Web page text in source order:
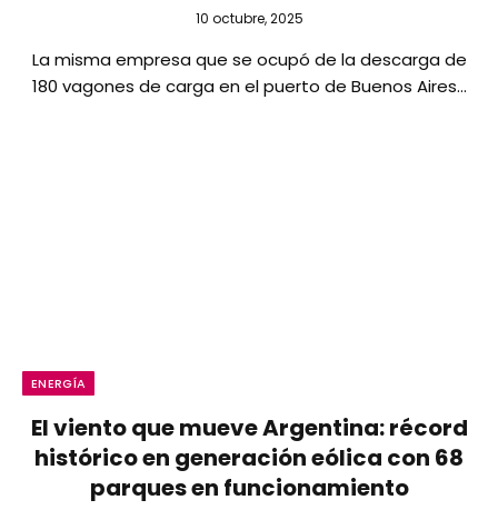
10 octubre, 2025
La misma empresa que se ocupó de la descarga de
180 vagones de carga en el puerto de Buenos Aires…
ENERGÍA
El viento que mueve Argentina: récord
histórico en generación eólica con 68
parques en funcionamiento